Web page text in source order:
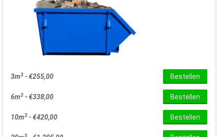
3m3 -€255,00 Bestellen
6m3 -€338,00 Bestellen
10m3 -€420,00 Bestellen